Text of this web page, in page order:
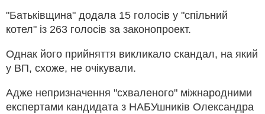
"Батьківщина" додала 15 голосів у "спільний
котел" із 263 голосів за законопроект.
Однак його прийняття викликало скандал, на який
у ВП, схоже, не очікували.
Адже непризначення "схваленого" міжнародними
експертами кандидата з НАБУшників Олександра